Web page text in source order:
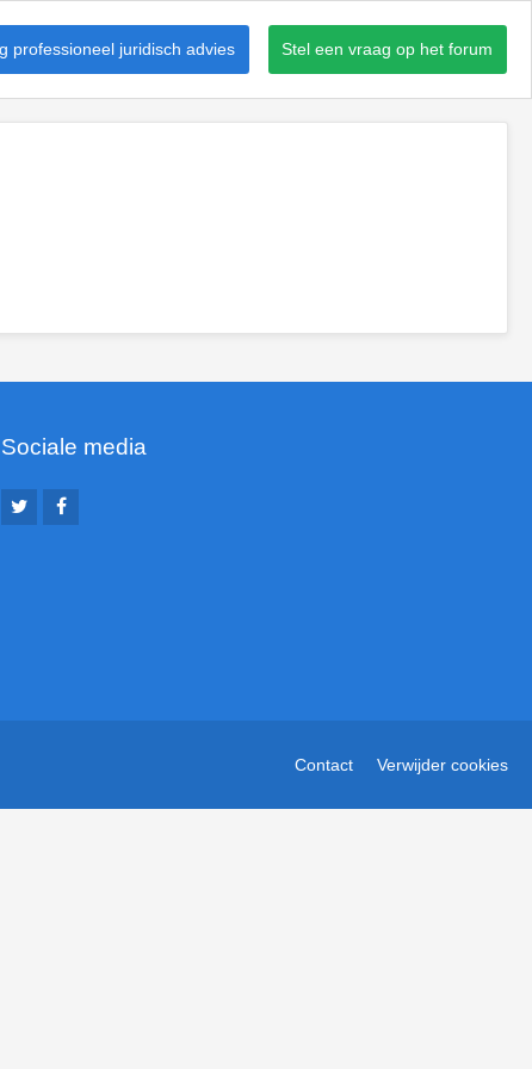
Stel een vraag op het forum
professioneel juridisch advies
Sociale media
Verwijder cookies
Contact